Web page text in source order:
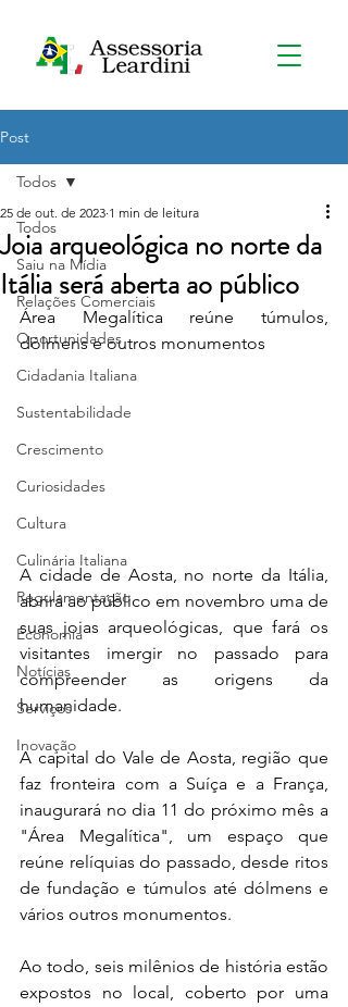
Post
Todos
Saiu na Mídia
Relações Comerciais
Oportunidades
Cidadania Italiana
Sustentabilidade
Crescimento
Curiosidades
Cultura
Culinária Italiana
Regulamentação
Economia
Notícias
Serviços
Inovação
Todos
Joia arqueológica no norte da
Itália será aberta ao público
25 de out. de 2023 1 min de leitura
Área Megalítica reúne túmulos,
dólmens e outros monumentos
A cidade de Aosta, no norte da Itália,
abrirá ao público em novembro uma de
suas joias arqueológicas, que fará os
visitantes imergir no passado para
compreender as origens da
humanidade.
A capital do Vale de Aosta, região que
faz fronteira com a Suíça e a França,
inaugurará no dia 11 do próximo mês a
"Área Megalítica", um espaço que
reúne relíquias do passado, desde ritos
de fundação e túmulos até dólmens e
vários outros monumentos.
Ao todo, seis milênios de história estão
expostos no local, coberto por uma